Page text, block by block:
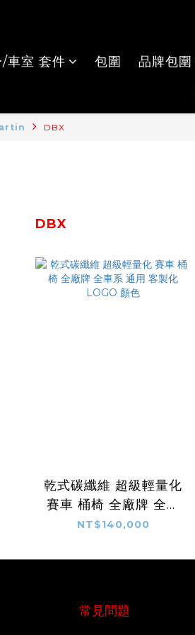
/車室 套件 包圍 品牌包圍
DBX
DBX
乾式碳纖維 超級輕量化
賽車 桶椅 全廠牌 全車
系 通用 客製化 LOGO
NT$140,000
常見問題